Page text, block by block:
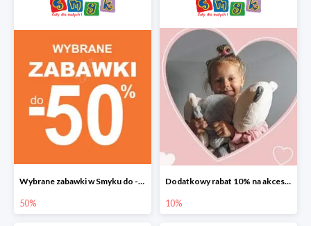
Wybrane zabawki w Smyku do -50%
50%
Dodatkowy rabat 10% na akcesoria dziecięce
10%